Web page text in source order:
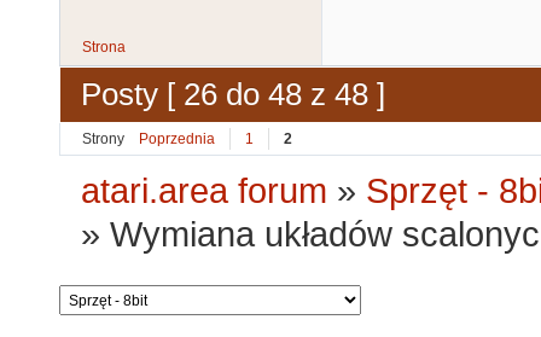
Strona
Posty [ 26 do 48 z 48 ]
Strony Poprzednia 1 2
atari.area forum » Sprzęt -
»Wymiana układów